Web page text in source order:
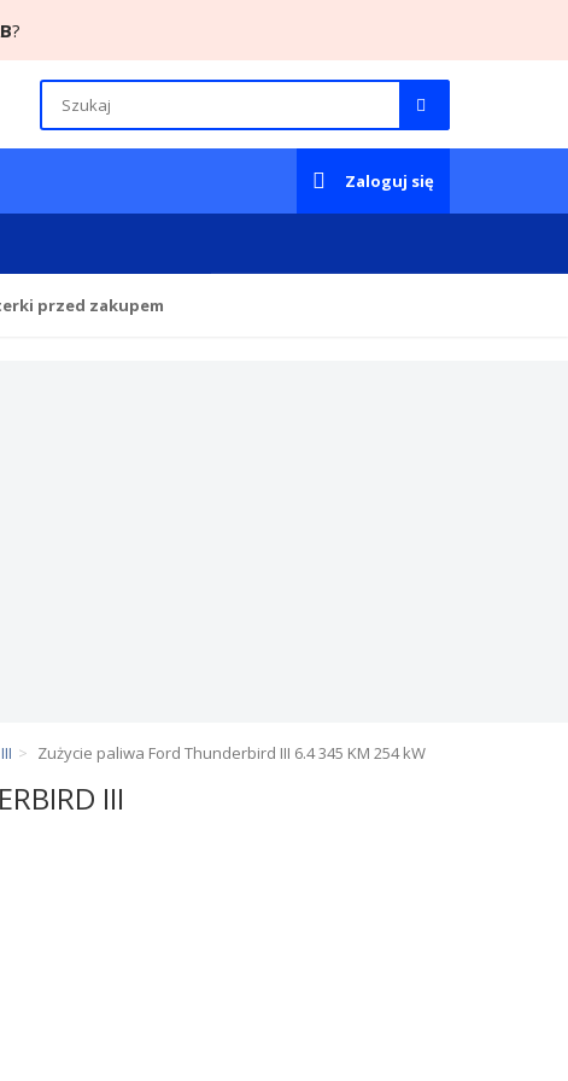
?
Zaloguj się
przed zakupem
Zużycie paliwa Ford Thunderbird III 6.4 345 KM 254 kW
III